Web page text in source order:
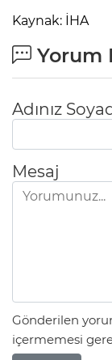
Kaynak: İHA
Yorum
Adınız
Mesaj
Gönderilen
içermemesi